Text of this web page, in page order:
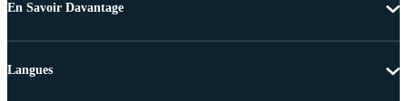
En Savoir Davantage
Langues